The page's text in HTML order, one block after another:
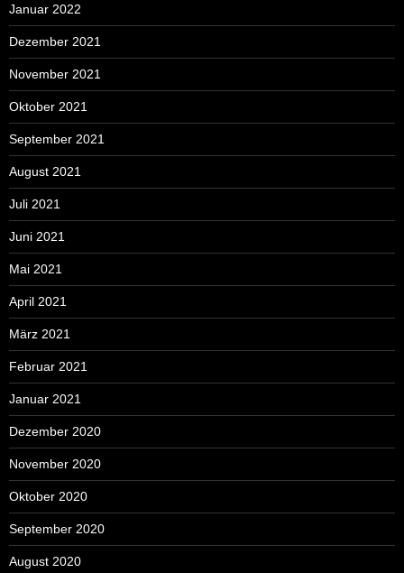
Januar 2022
Dezember 2021
November 2021
Oktober 2021
September 2021
August 2021
Juli 2021
Juni 2021
Mai 2021
April 2021
März 2021
Februar 2021
Januar 2021
Dezember 2020
November 2020
Oktober 2020
September 2020
August 2020